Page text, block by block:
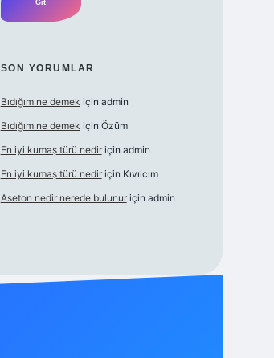
SON YORUMLAR
Bıdığım ne demek için admin
Bıdığım ne demek için Özüm
En iyi kumaş türü nediriçin admin
En iyi kumaş türü nediriçin Kıvılcım
Aseton nedir nerede bulunuriçin admin